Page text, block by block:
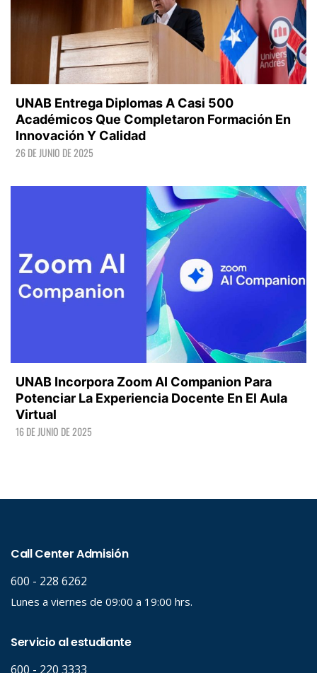
UNAB Entrega Diplomas A Casi 500
Académicos Que Completaron Formación En
Innovación Y Calidad
26 DE JUNIO DE 2025
UNAB Incorpora Zoom AI Companion Para
Potenciar La Experiencia Docente En El Aula
Virtual
16 DE JUNIO DE 2025